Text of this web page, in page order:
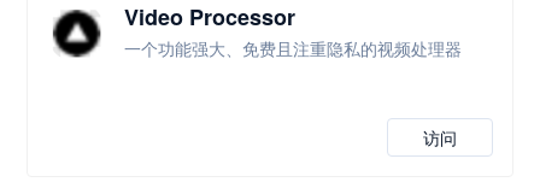
Video Processor
一个功能强大、免费且注重隐私的视频处理器
访问